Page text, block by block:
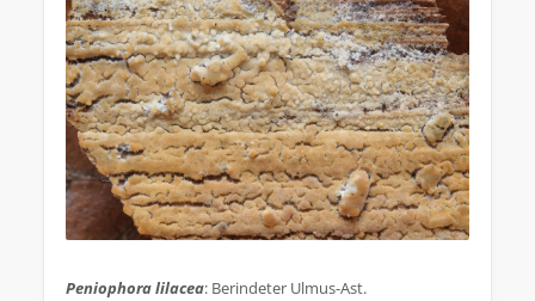
Peniophora lilacea: Berindeter Ulmus-Ast.